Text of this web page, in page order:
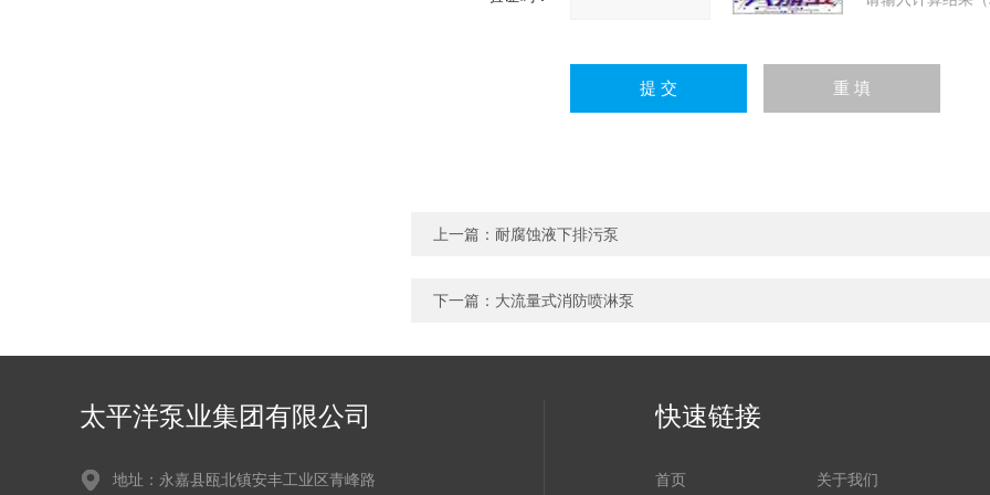
上一篇： 耐腐蚀液下排污泵
下一篇： 大流量式消防喷淋泵
太平洋泵业集团有限公司
地址：永嘉县瓯北镇安丰工业区青峰路
快速链接
首页 关于我们